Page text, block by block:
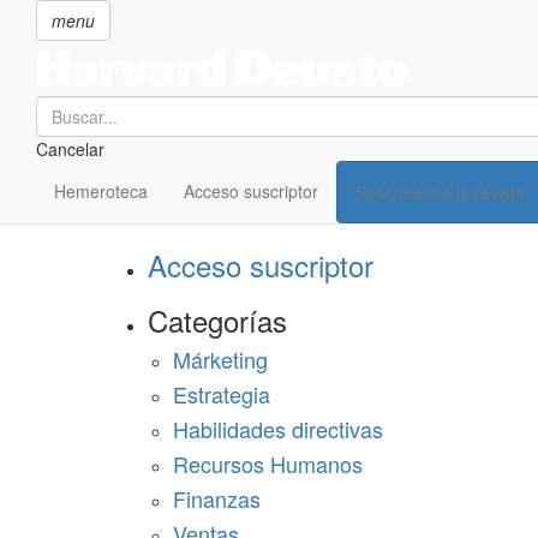
menu
Search
Cancelar
Hemeroteca Acceso suscriptor Suscríbete a la revista
SECCIONES
Suscríbete a Harvard Deusto
Acceso suscriptor
Categorías
Márketing
Estrategia
Habilidades directivas
Recursos Humanos
Finanzas